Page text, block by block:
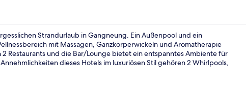
SEAMARQ
Strandurlaub in Gangneung. Ein Außenpool und ein
mit Massagen, Ganzkörperwickeln und Aromatherapie
Restaurants und die Bar/Lounge bietet ein entspanntes Ambiente für
dieses Hotels im luxuriösen Stil gehören 2 Whirlpools,